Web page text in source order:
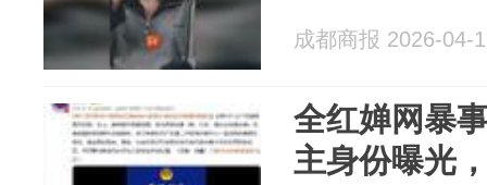
成都商报 2026-04-
全红婵网暴
主身份曝光